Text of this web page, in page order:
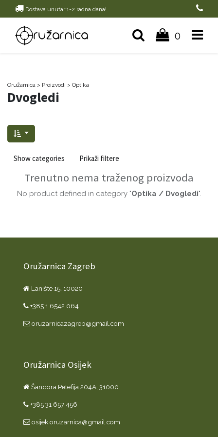
Dostava unutar 1-2 radna dana!
0
Oružarnica > Proizvodi > Optika
Dvogledi
Show categories Prikaži filtere
Trenutno nema traženog proizvoda
No product defined in category "Optika / Dvogledi".
Oružarnica Zagreb
Lanište 15, 10020
+385 1 6542 064
oruzarnicazagreb@gmail.com
Oružarnica Osijek
Šandora Petefija 204A, 31000
+385 31 657 456
osijek.oruzarnica@gmail.com